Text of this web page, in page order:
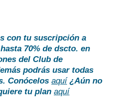
con tu suscripción a
70% de dscto. en
del Club de
podrás usar todas
Conócelos aquí ¿Aún no
tu plan aquí